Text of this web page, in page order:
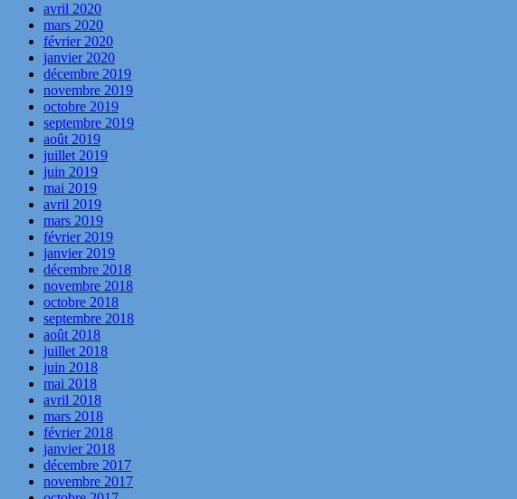
avril 2020
mars 2020
février 2020
janvier 2020
décembre 2019
novembre 2019
octobre 2019
septembre 2019
août 2019
juillet 2019
juin 2019
mai 2019
avril 2019
mars 2019
février 2019
janvier 2019
décembre 2018
novembre 2018
octobre 2018
septembre 2018
août 2018
juillet 2018
juin 2018
mai 2018
avril 2018
mars 2018
février 2018
janvier 2018
décembre 2017
novembre 2017